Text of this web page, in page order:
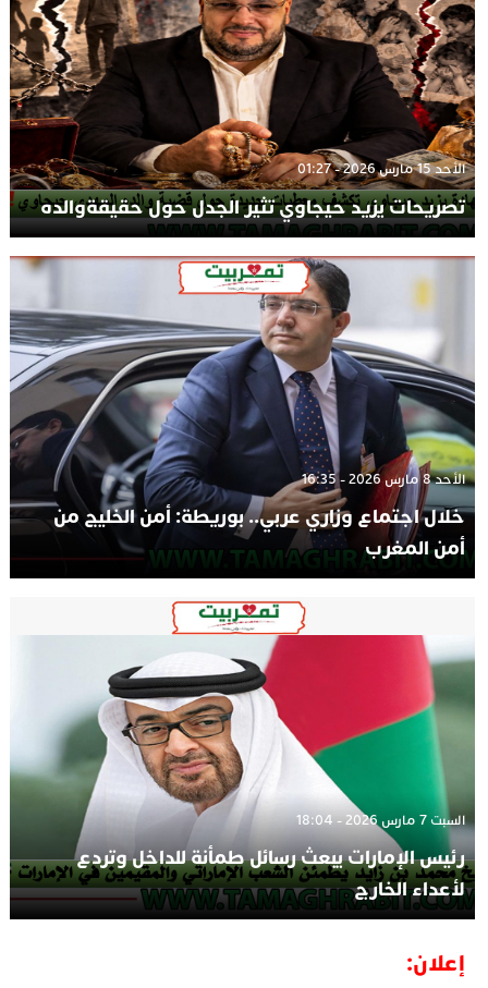
الأحد 15 مارس 2026 - 01:27
تصريحات يزيد حيجاوي تثير الجدل حول حقيقةوالده
الأحد 8 مارس 2026 - 16:35
خلال اجتماع وزاري عربي.. بوريطة: أمن الخليج من
أمن المغرب
السبت 7 مارس 2026 - 18:04
رئيس الإمارات يبعث رسائل طمأنة للداخل وتردع
لأعداء الخارج
إعلان: